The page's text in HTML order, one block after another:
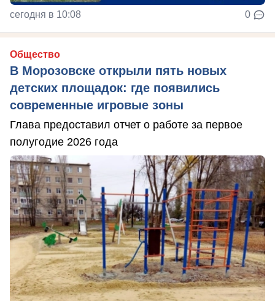
сегодня в 10:08 0
Общество
В Морозовске открыли пять новых
детских площадок: где появились
современные игровые зоны
Глава предоставил отчет о работе за первое
полугодие 2026 года